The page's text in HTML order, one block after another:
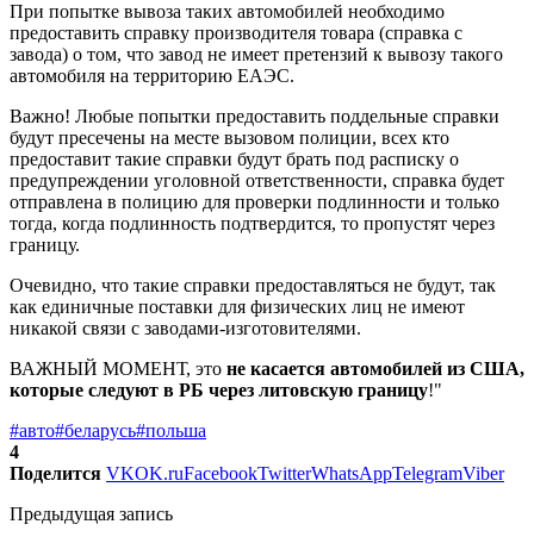
При попытке вывоза таких автомобилей необходимо
предоставить справку производителя товара (справка с
завода) о том, что завод не имеет претензий к вывозу такого
автомобиля на территорию ЕАЭС.
Важно! Любые попытки предоставить поддельные справки
будут пресечены на месте вызовом полиции, всех кто
предоставит такие справки будут брать под расписку о
предупреждении уголовной ответственности, справка будет
отправлена в полицию для проверки подлинности и только
тогда, когда подлинность подтвердится, то пропустят через
границу.
Очевидно, что такие справки предоставляться не будут, так
как единичные поставки для физических лиц не имеют
никакой связи с заводами-изготовителями.
ВАЖНЫЙ МОМЕНТ, это не касается автомобилей из США,
которые следуют в РБ через литовскую границу!"
#авто#беларусь#польша
4
Поделится VKOK.ruFacebookTwitterWhatsAppTelegramViber
Предыдущая запись